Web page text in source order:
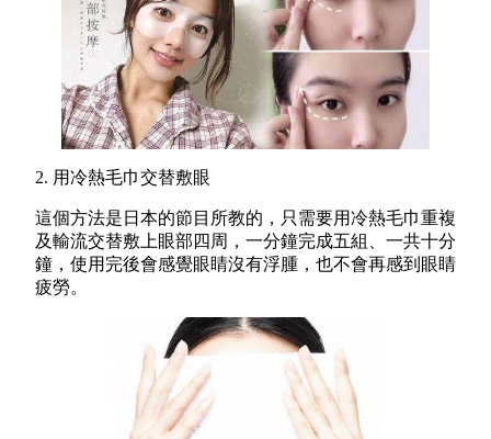
2. 用冷熱毛巾交替敷眼
這個方法是日本的節目所教的，只需要用冷熱毛巾重複
及輸流交替敷上眼部四周，一分鐘完成五組、一共十分
鐘，使用完後會感覺眼睛沒有浮腫，也不會再感到眼睛
疲勞。